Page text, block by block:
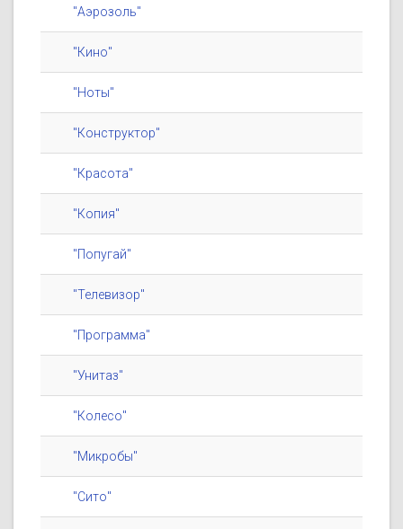
"Аэрозоль"
"Кино"
"Ноты"
"Конструктор"
"Красота"
"Копия"
"Попугай"
"Телевизор"
"Программа"
"Унитаз"
"Колесо"
"Микробы"
"Сито"